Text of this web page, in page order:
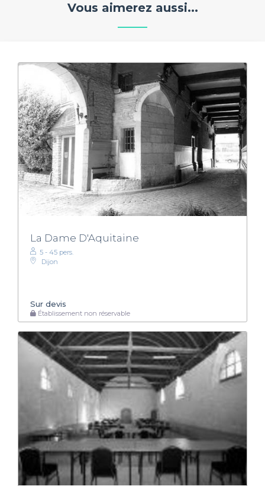
Vous aimerez aussi...
La Dame D'Aquitaine
5 - 45 pers.
Dijon
Sur devis
Établissement non réservable